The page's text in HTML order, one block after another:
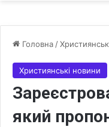
Головна /
Християнські новини
який